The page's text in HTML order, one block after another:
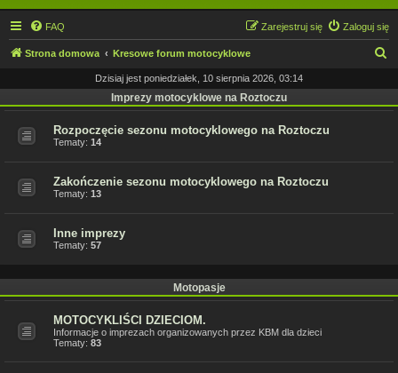
FAQ Zaloguj się
Zarejestruj się
Strona domowa Kresowe forum motocyklowe
Dzisiaj jest poniedziałek, 10 sierpnia 2026, 03:14
Imprezy motocyklowe na Roztoczu
Rozpoczęcie sezonu motocyklowego na Roztoczu
Tematy: 14
Zakończenie sezonu motocyklowego na Roztoczu
Tematy: 13
Inne imprezy
Tematy: 57
Motopasje
MOTOCYKLIŚCI DZIECIOM.
Informacje o imprezach organizowanych przez KBM dla dzieci
Tematy: 83